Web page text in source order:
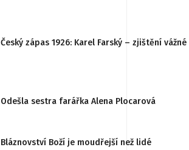
Český zápas 1926: Karel Farský – zjištění
Odešla sestra farářka Alena Plocarová
Bláznovství Boží je moudřejší než lidé